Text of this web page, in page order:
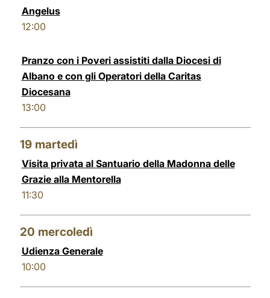
Angelus
12:00
Pranzo con i Poveri assistiti dalla Diocesi di
Albano e con gli Operatori della Caritas
Diocesana
13:00
19 martedì
Visita privata al Santuario della Madonna delle
Grazie alla Mentorella
11:30
20 mercoledì
Udienza Generale
10:00